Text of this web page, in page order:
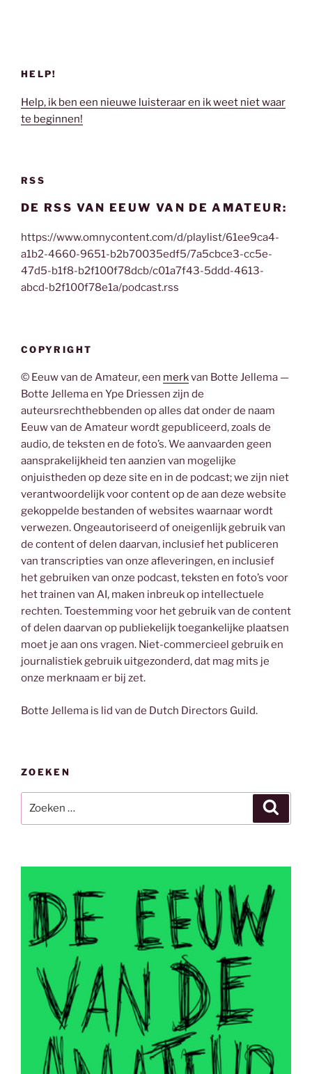
HELP!
Help, ik ben een nieuwe luisteraar en ik weet niet waar
te beginnen!
RSS
DE RSS VAN EEUW VAN DE AMATEUR:
https://www.omnycontent.com/d/playlist/61ee9ca4-
a1b2-4660-9651-b2b70035edf5/7a5cbce3-cc5e-
47d5-b1f8-b2f100f78dcb/c01a7f43-5ddd-4613-
abcd-b2f100f78e1a/podcast.rss
COPYRIGHT
© Eeuw van de Amateur, een merkvan Botte Jellema —
Botte Jellema en Ype Driessen zijn de
auteursrechthebbenden op alles dat onder de naam
Eeuw van de Amateur wordt gepubliceerd, zoals de
audio, de teksten en de foto’s. We aanvaarden geen
aansprakelijkheid ten aanzien van mogelijke
onjuistheden op deze site en in de podcast; we zijn niet
verantwoordelijk voor content op de aan deze website
gekoppelde bestanden of websites waarnaar wordt
verwezen. Ongeautoriseerd of oneigenlijk gebruik van
de content of delen daarvan, inclusief het publiceren
van transcripties van onze afleveringen, en inclusief
het gebruiken van onze podcast, teksten en foto’s voor
het trainen van AI, maken inbreuk op intellectuele
rechten. Toestemming voor het gebruik van de content
of delen daarvan op publiekelijk toegankelijke plaatsen
moet je aan ons vragen. Niet-commercieel gebruik en
journalistiek gebruik uitgezonderd, dat mag mits je
onze merknaam er bij zet.
Botte Jellema is lid van de Dutch Directors Guild.
ZOEKEN
naar: